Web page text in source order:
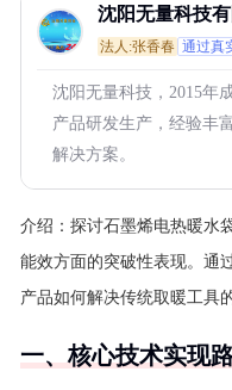
沈阳无量科技有
法人:张香春 通过真
沈阳无量科技，2015年
产品研发生产，经验丰
解决方案。
介绍： 探讨石墨烯电热暖水
能效方面的突破性表现。通
产品如何解决传统取暖工具
一、核心技术实现